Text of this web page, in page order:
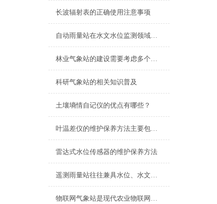
长波辐射表的正确使用注意事项
自动雨量站在水文水位监测领域有着很重要的作用
林业气象站的建设需要考虑多个因素
科研气象站的相关知识普及
土壤墒情自记仪的优点有哪些？
叶温差仪的维护保养方法主要包括以下几个方面
雷达式水位传感器的维护保养方法
遥测雨量站往往兼具水位、水文等多要素监测功能
物联网气象站是现代农业物联网发展*的设备